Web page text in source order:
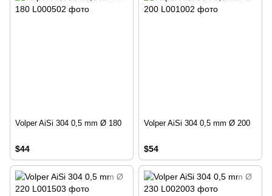
Volper AiSi 304 0,5 mm Ø 180
$44
Volper AiSi 304 0,5 mm Ø 200
$54